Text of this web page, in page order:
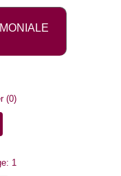
(0)
1